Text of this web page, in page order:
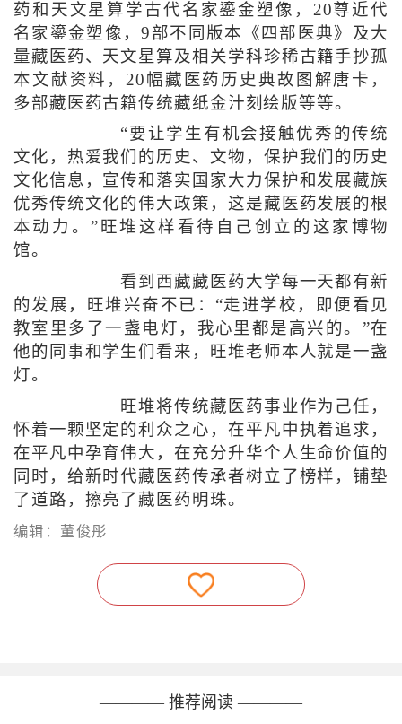
药和天文星算学古代名家鎏金塑像，20尊近代
名家鎏金塑像，9部不同版本《四部医典》及大
量藏医药、天文星算及相关学科珍稀古籍手抄孤
本文献资料，20幅藏医药历史典故图解唐卡，
多部藏医药古籍传统藏纸金汁刻绘版等等。
“要让学生有机会接触优秀的传统
文化，热爱我们的历史、文物，保护我们的历史
文化信息，宣传和落实国家大力保护和发展藏族
优秀传统文化的伟大政策，这是藏医药发展的根
本动力。”旺堆这样看待自己创立的这家博物
馆。
看到西藏藏医药大学每一天都有新
的发展，旺堆兴奋不已：“走进学校，即便看见
教室里多了一盏电灯，我心里都是高兴的。”在
他的同事和学生们看来，旺堆老师本人就是一盏
灯。
旺堆将传统藏医药事业作为己任，
怀着一颗坚定的利众之心，在平凡中执着追求，
在平凡中孕育伟大，在充分升华个人生命价值的
同时，给新时代藏医药传承者树立了榜样，铺垫
了道路，擦亮了藏医药明珠。
编辑：董俊彤
———— 推荐阅读 ————